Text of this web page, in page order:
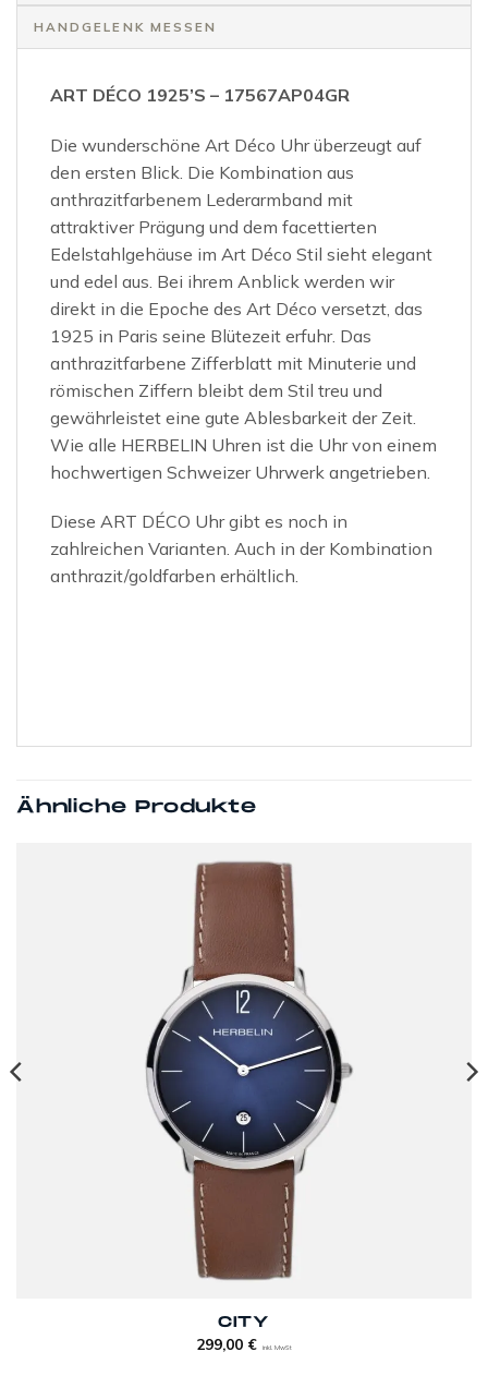
HANDGELENK MESSEN
ART DÉCO 1925’S – 17567AP04GR
Die wunderschöne Art Déco Uhr überzeugt auf
den ersten Blick. Die Kombination aus
anthrazitfarbenem Lederarmband mit
attraktiver Prägung und dem facettierten
Edelstahlgehäuse im Art Déco Stil sieht elegant
und edel aus. Bei ihrem Anblick werden wir
direkt in die Epoche des Art Déco versetzt, das
1925 in Paris seine Blütezeit erfuhr. Das
anthrazitfarbene Zifferblatt mit Minuterie und
römischen Ziffern bleibt dem Stil treu und
gewährleistet eine gute Ablesbarkeit der Zeit.
Wie alle HERBELIN Uhren ist die Uhr von einem
hochwertigen Schweizer Uhrwerk angetrieben.
Diese ART DÉCO Uhr gibt es noch in
zahlreichen Varianten. Auch in der Kombination
anthrazit/goldfarben erhältlich.
Ähnliche Produkte
CITY
299,00 € inkl. MwSt